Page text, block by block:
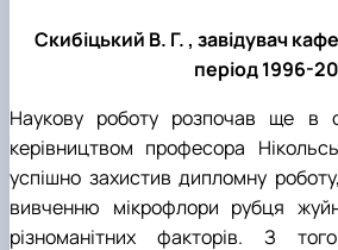
Скибіцький В. Г. , завідувач
період 1996-
Наукову роботу розпочав ще в
керівництвом професора
успішно захистив дипломну
вивченню мікрофлори рубця
різноманітних факторів. З